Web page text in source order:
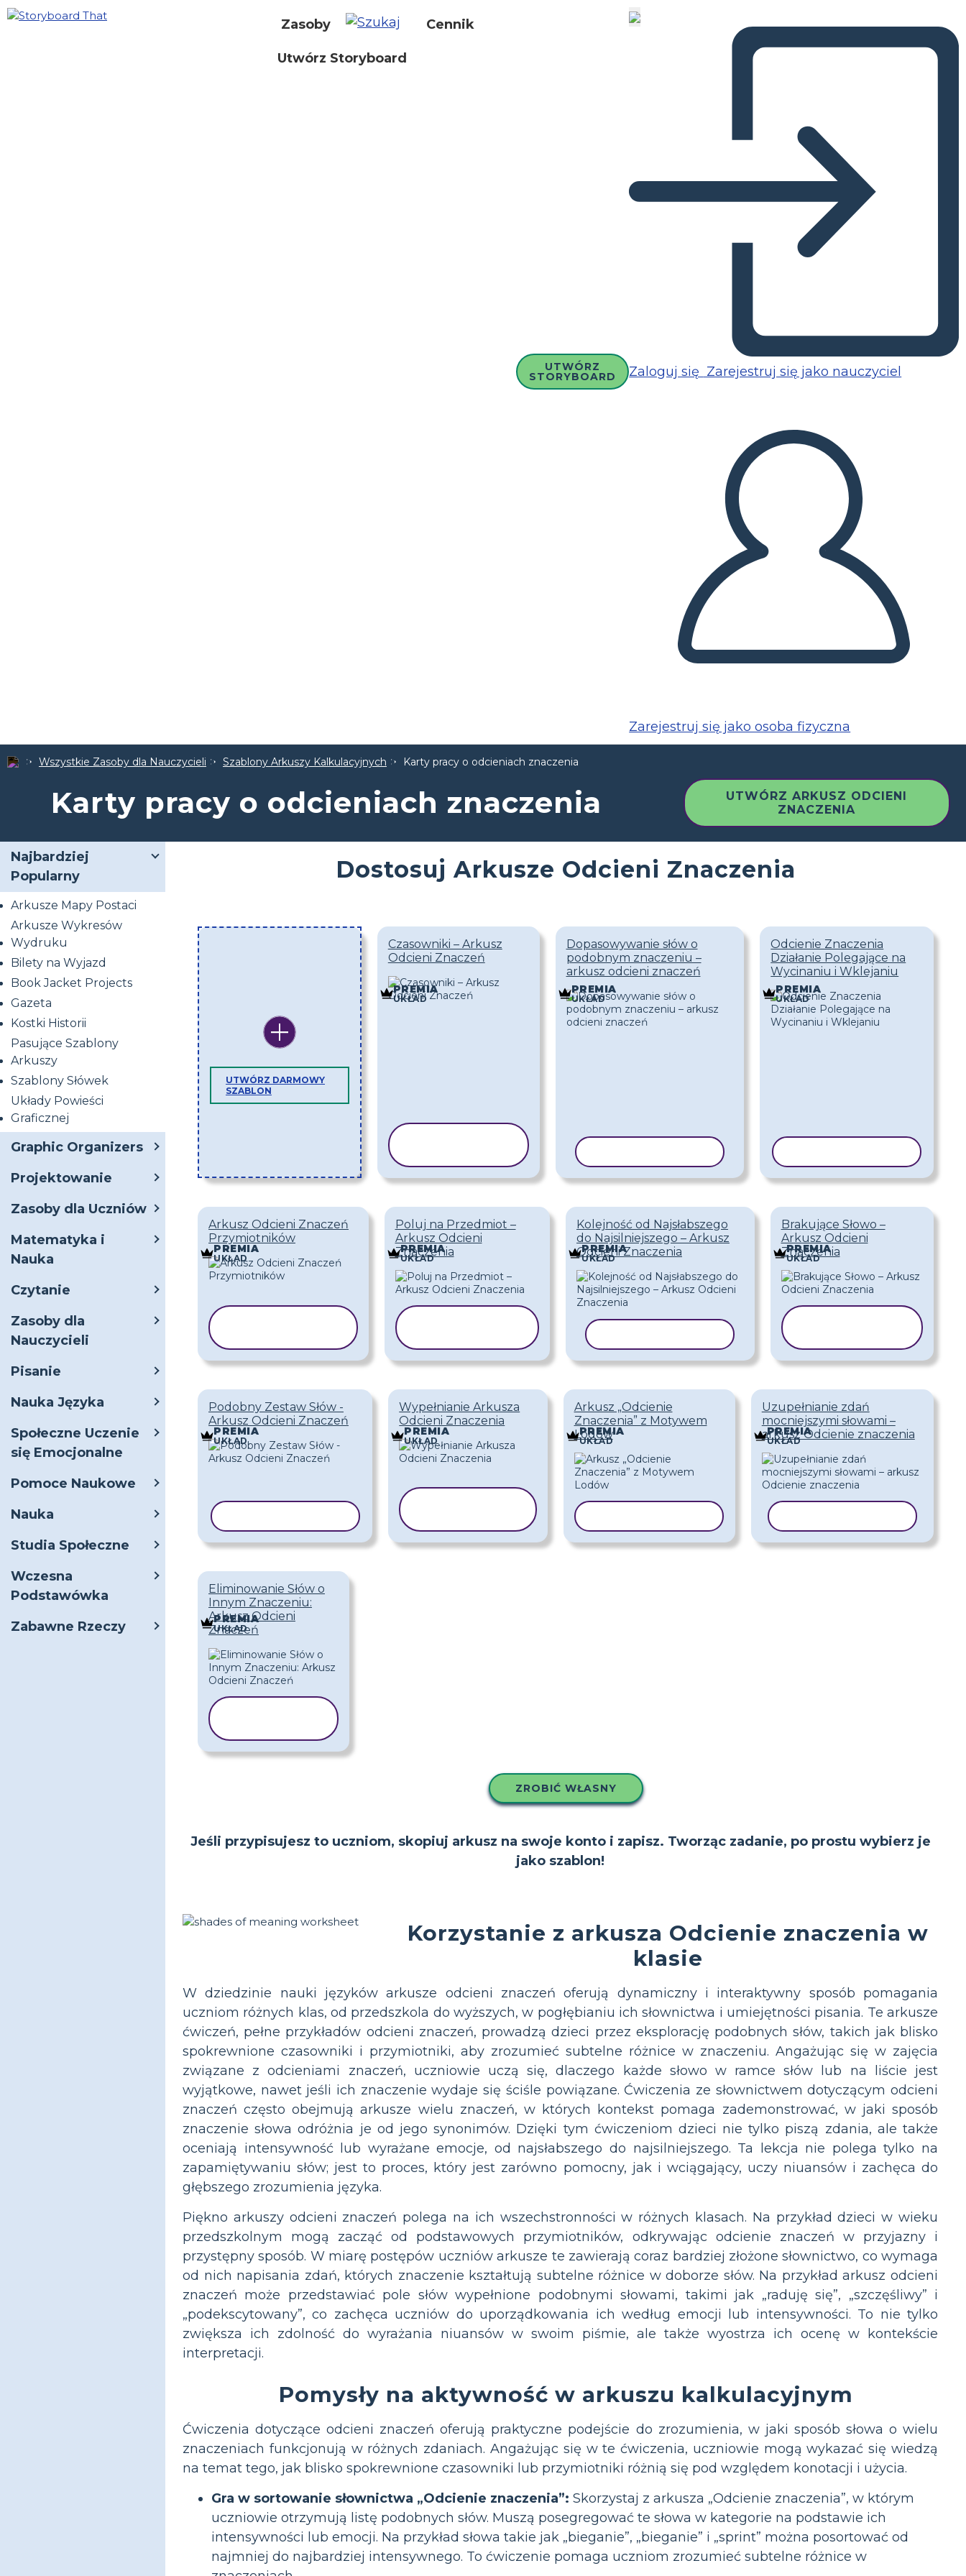
Zasoby Cennik
Utwórz Storyboard
UTWÓRZ
STORYBOARD Zaloguj się Zarejestruj się jako nauczyciel
Zarejestruj się jako osoba fizyczna
Wszystkie Zasoby dla Nauczycieli Szablony Arkuszy Kalkulacyjnych Karty pracy o odcieniach znaczenia
Karty pracy o odcieniach znaczenia
UTWÓRZ ARKUSZ ODCIENI
ZNACZENIA
Najbardziej
Popularny
Arkusze Mapy Postaci
Arkusze Wykresów
Wydruku
Bilety na Wyjazd
Book Jacket Projects
Gazeta
Kostki Historii
Pasujące Szablony
Arkuszy
Szablony Słówek
Układy Powieści
Graficznej
Graphic Organizers
Projektowanie
Zasoby dla Uczniów
Matematyka i
Nauka
Czytanie
Zasoby dla
Nauczycieli
Pisanie
Nauka Języka
Społeczne Uczenie
się Emocjonalne
Pomoce Naukowe
Nauka
Studia Społeczne
Wczesna
Podstawówka
Zabawne Rzeczy
Dostosuj Arkusze Odcieni Znaczenia
UTWÓRZ DARMOWY
SZABLON
Czasowniki – Arkusz
Odcieni Znaczeń
PREMIA
UKŁAD
Dopasowywanie słów o
podobnym znaczeniu –
arkusz odcieni znaczeń
PREMIA
UKŁAD
Odcienie Znaczenia
Działanie Polegające na
Wycinaniu i Wklejaniu
PREMIA
UKŁAD
Arkusz Odcieni Znaczeń
Przymiotników
PREMIA
UKŁAD
Poluj na Przedmiot –
Arkusz Odcieni
Znaczenia
PREMIA
UKŁAD
Kolejność od Najsłabszego
do Najsilniejszego – Arkusz
Odcieni Znaczenia
PREMIA
UKŁAD
Brakujące Słowo –
Arkusz Odcieni
Znaczenia
PREMIA
UKŁAD
Podobny Zestaw Słów -
Arkusz Odcieni Znaczeń
PREMIA
UKŁAD
Wypełnianie Arkusza
Odcieni Znaczenia
PREMIA
UKŁAD
Arkusz „Odcienie
Znaczenia” z Motywem
Lodów
PREMIA
UKŁAD
Uzupełnianie zdań
mocniejszymi słowami –
arkusz Odcienie znaczenia
PREMIA
UKŁAD
Eliminowanie Słów o
Innym Znaczeniu:
Arkusz Odcieni
Znaczeń
PREMIA
UKŁAD
ZROBIĆ WŁASNY
Jeśli przypisujesz to uczniom, skopiuj arkusz na swoje konto i zapisz. Tworząc zadanie, po prostu wybierz je
jako szablon!
Korzystanie z arkusza Odcienie znaczenia w
klasie
W dziedzinie nauki języków arkusze odcieni znaczeń oferują dynamiczny i interaktywny sposób pomagania
uczniom różnych klas, od przedszkola do wyższych, w pogłębianiu ich słownictwa i umiejętności pisania. Te arkusze
ćwiczeń, pełne przykładów odcieni znaczeń, prowadzą dzieci przez eksplorację podobnych słów, takich jak blisko
spokrewnione czasowniki i przymiotniki, aby zrozumieć subtelne różnice w znaczeniu. Angażując się w zajęcia
związane z odcieniami znaczeń, uczniowie uczą się, dlaczego każde słowo w ramce słów lub na liście jest
wyjątkowe, nawet jeśli ich znaczenie wydaje się ściśle powiązane. Ćwiczenia ze słownictwem dotyczącym odcieni
znaczeń często obejmują arkusze wielu znaczeń, w których kontekst pomaga zademonstrować, w jaki sposób
znaczenie słowa odróżnia je od jego synonimów. Dzięki tym ćwiczeniom dzieci nie tylko piszą zdania, ale także
oceniają intensywność lub wyrażane emocje, od najsłabszego do najsilniejszego. Ta lekcja nie polega tylko na
zapamiętywaniu słów; jest to proces, który jest zarówno pomocny, jak i wciągający, uczy niuansów i zachęca do
głębszego zrozumienia języka.
Piękno arkuszy odcieni znaczeń polega na ich wszechstronności w różnych klasach. Na przykład dzieci w wieku
przedszkolnym mogą zacząć od podstawowych przymiotników, odkrywając odcienie znaczeń w przyjazny i
przystępny sposób. W miarę postępów uczniów arkusze te zawierają coraz bardziej złożone słownictwo, co wymaga
od nich napisania zdań, których znaczenie kształtują subtelne różnice w doborze słów. Na przykład arkusz odcieni
znaczeń może przedstawiać pole słów wypełnione podobnymi słowami, takimi jak „raduję się”, „szczęśliwy” i
„podekscytowany”, co zachęca uczniów do uporządkowania ich według emocji lub intensywności. To nie tylko
zwiększa ich zdolność do wyrażania niuansów w swoim piśmie, ale także wyostrza ich ocenę w kontekście
interpretacji.
Pomysły na aktywność w arkuszu kalkulacyjnym
Ćwiczenia dotyczące odcieni znaczeń oferują praktyczne podejście do zrozumienia, w jaki sposób słowa o wielu
znaczeniach funkcjonują w różnych zdaniach. Angażując się w te ćwiczenia, uczniowie mogą wykazać się wiedzą
na temat tego, jak blisko spokrewnione czasowniki lub przymiotniki różnią się pod względem konotacji i użycia.
Gra w sortowanie słownictwa „Odcienie znaczenia”: Skorzystaj z arkusza „Odcienie znaczenia”, w którym
uczniowie otrzymują listę podobnych słów. Muszą posegregować te słowa w kategorie na podstawie ich
intensywności lub emocji. Na przykład słowa takie jak „bieganie”, „bieganie” i „sprint” można posortować od
najmniej do najbardziej intensywnego. To ćwiczenie pomaga uczniom zrozumieć subtelne różnice w